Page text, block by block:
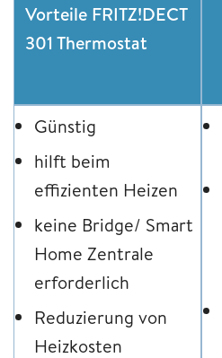
Vorteile FRITZ!DECT
301 Thermostat
Günstig
hilft beim
effizienten Heizen
keine Bridge/ Smart
Home Zentrale
erforderlich
Reduzierung von
Heizkosten